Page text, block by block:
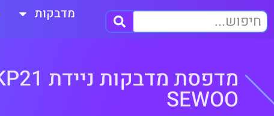
מדבקות
SEWOO